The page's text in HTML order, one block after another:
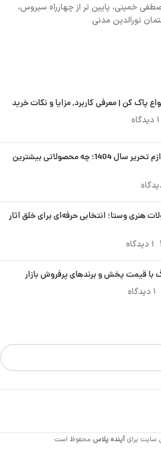
خمینی، پایین تر از چهارراه سیروس،
نورالدین مدنی
پاک کن | معرفی کاربرد, مزایا و نکات خرید
۱ دیدگاه
پرفروش‌ترین لوازم تحریر سال 1404؛ چه محصولاتی بیشترین
هنری وستا؛ انتخابی حرفه‌ای برای خلق آثار
۱ دیدگاه
با قیمت پخش و برندهای پرفروش بازار
۱ دیدگاه
سایت برایآینده پلاس محفوظ است